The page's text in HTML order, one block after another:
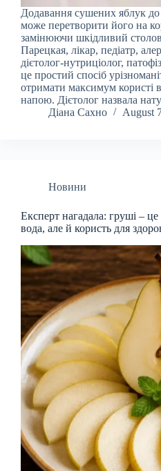
Додавання сушених яблук
може перетворити його на
замінюючи шкідливий
Парецкая, лікар, педіатр,
дієтолог-нутриціолог,
це простий спосіб
отримати максимум користі
напою. Дієтолог назвала
Діана Сахно
August
Новини
Експерт нагадала: груші – це
вода, але й користь для